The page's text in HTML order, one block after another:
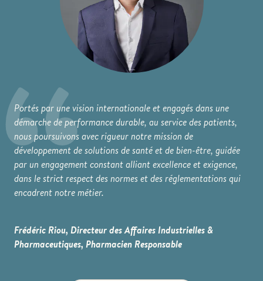
“
Portés par une vision internationale et engagés dans une
démarche de performance durable, au service des patients,
nous poursuivons avec rigueur notre mission de
développement de solutions de santé et de bien-être, guidée
par un engagement constant alliant excellence et exigence,
dans le strict respect des normes et des réglementations qui
encadrent notre métier.
Frédéric Riou, Directeur des Affaires Industrielles &
Pharmaceutiques, Pharmacien Responsable